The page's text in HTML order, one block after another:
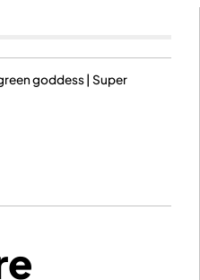
goddess | Super